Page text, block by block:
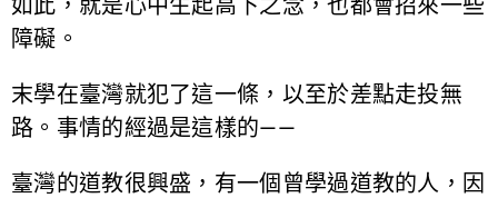
如此，就是心中生起高下之念，也都會招來一些
障礙。
末學在臺灣就犯了這一條，以至於差點走投無
路。事情的經過是這樣的——
臺灣的道教很興盛，有一個曾學過道教的人，因